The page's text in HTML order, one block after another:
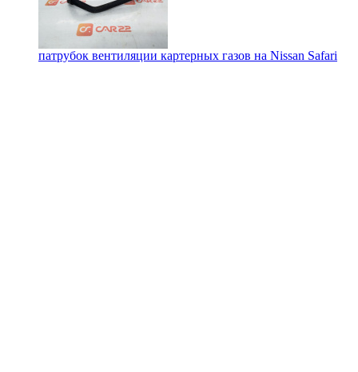
патрубок вентиляции картерных газов на Nissan Safari